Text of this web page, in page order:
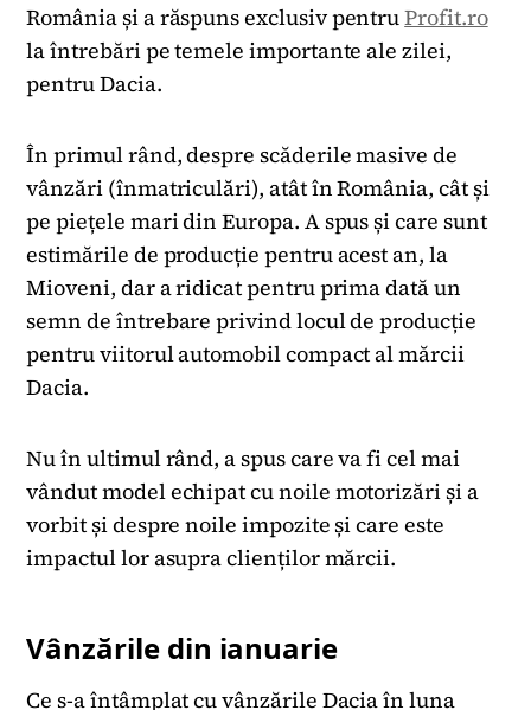
România și a răspuns exclusiv pentruProfit.ro
la întrebări pe temele importante ale zilei,
pentru Dacia.
În primul rând, despre scăderile masive de
vânzări (înmatriculări), atât în România, cât și
pe piețele mari din Europa. A spus și care sunt
estimările de producție pentru acest an, la
Mioveni, dar a ridicat pentru prima dată un
semn de întrebare privind locul de producție
pentru viitorul automobil compact al mărcii
Dacia.
Nu în ultimul rând, a spus care va fi cel mai
vândut model echipat cu noile motorizări și a
vorbit și despre noile impozite și care este
impactul lor asupra clienților mărcii.
Vânzările din ianuarie
Ce s-a întâmplat cu vânzările Dacia în luna